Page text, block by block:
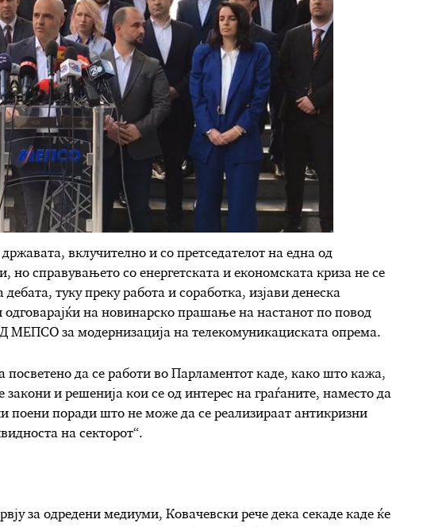
вклучително и со претседателот на една од
но справувањето со енергетската и економската криза не се
туку преку работа и соработка, изјави денеска
на новинарско прашање на настанот по повод
МЕПСО за модернизација на телекомуникациската опрема.
посветено да се работи во Парламентот каде, како што кажа,
закони и решенија кои се од интерес на граѓаните, наместо да
поени поради што не може да се реализираат антикризни
на секторот“.
за одредени медиуми, Ковачевски рече дека секаде каде ќе